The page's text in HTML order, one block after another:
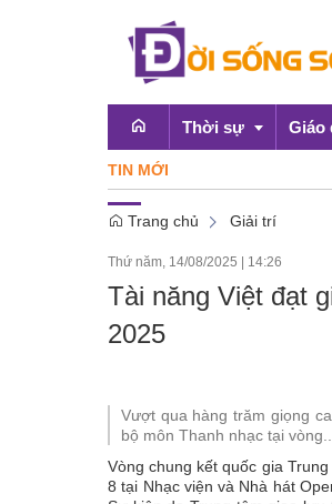
Thời sự
Emagazine
Giáo
TIN MỚI
Trang chủ Giải trí
Thứ năm, 14/08/2025 14:26
Tài năng Việt đạt
2025
Vượt qua hàng trăm giọng
bộ môn Thanh nhạc tại
Vòng chung kết quốc gia
8 tại Nhạc viện và Nhà hát